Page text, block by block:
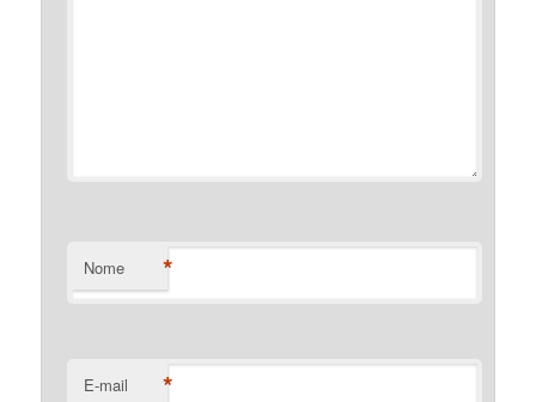
Nome *
E-mail *